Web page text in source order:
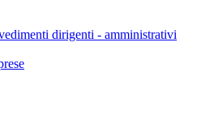
dirigenti - amministrativi